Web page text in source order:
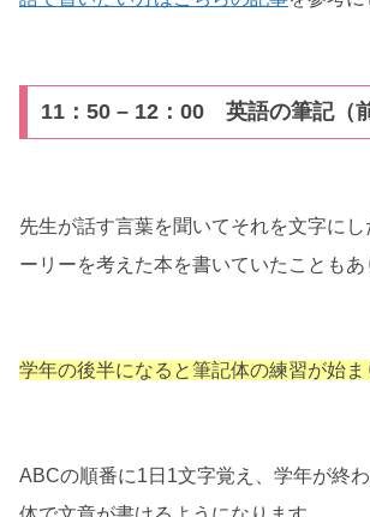
11：50 – 12：00 英語の筆記（前
先生が話す言葉を聞いてそれを文字にし
ーリーを考えた本を書いていたこともあ
学年の後半になると筆記体の練習が始ま
ABCの順番に1日1文字覚え、学年が終